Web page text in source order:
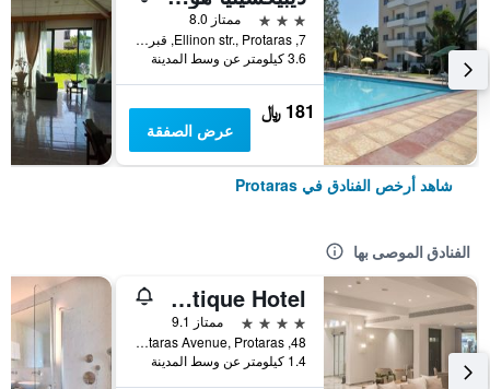
3 نجوم
ممتاز 8.0
7, Ellinon str., Protaras, قبرص
3.6 كيلومتر عن وسط المدينة
181 ﷼
عرض الصفقة
شاهد أرخص الفنادق في Protaras
الفنادق الموصى بها
Kokkinos Boutique Hotel
4 نجوم
ممتاز 9.1
48, Protaras Avenue, Protaras, قبرص
1.4 كيلومتر عن وسط المدينة